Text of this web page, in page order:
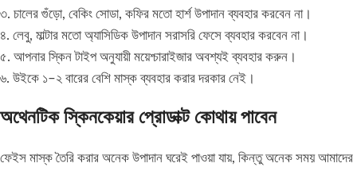
৩. চালের গুঁড়ো, বেকিং সোডা, কফির মতো হার্শ উপাদান ব্যবহার করবেন না।
৪. লেবু, মাল্টার মতো অ্যাসিডিক উপাদান সরাসরি ফেসে ব্যবহার করবেন না।
৫. আপনার স্কিন টাইপ অনুযায়ী ময়েশ্চারাইজার অবশ্যই ব্যবহার করুন।
৬. উইকে ১–২ বারের বেশি মাস্ক ব্যবহার করার দরকার নেই।
অথেনটিক স্কিনকেয়ার প্রোডাক্ট কোথায় পাবেন
ফেইস মাস্ক তৈরি করার অনেক উপাদান ঘরেই পাওয়া যায়, কিন্তু অনেক সময় আমাদের